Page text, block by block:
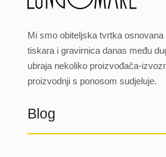
Mi smo obiteljska tvrtka
tiskara i gravirnica danas među
ubraja nekoliko proizvođača-
proizvodnji s ponosom sudjeluje.
Blog